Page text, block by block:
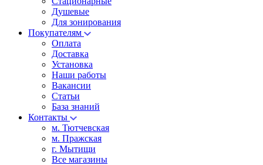
Душевые
Для зонирования
Покупателям
Оплата
Доставка
Установка
Наши работы
Вакансии
Статьи
База знаний
Контакты
м. Тютчевская
м. Пражская
г. Мытищи
Все магазины